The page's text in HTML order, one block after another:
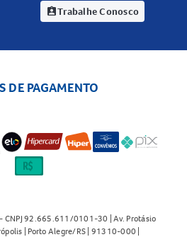
assignment_indTrabalhe Conosco
DE PAGAMENTO
CNPJ 92.665.611/0101-30 | Av. Protásio
| Porto Alegre/RS | 91310-000 |